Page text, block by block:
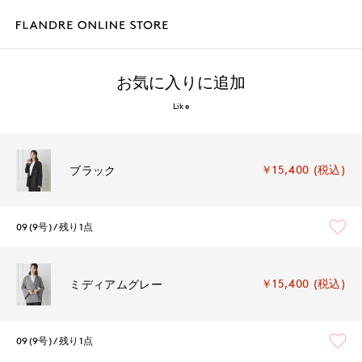
お気に入りに追加
Like
ブラック ￥15,400 (税込)
09(9号) 残り1点
ミディアムグレー ￥15,400 (税込)
09(9号) 残り1点